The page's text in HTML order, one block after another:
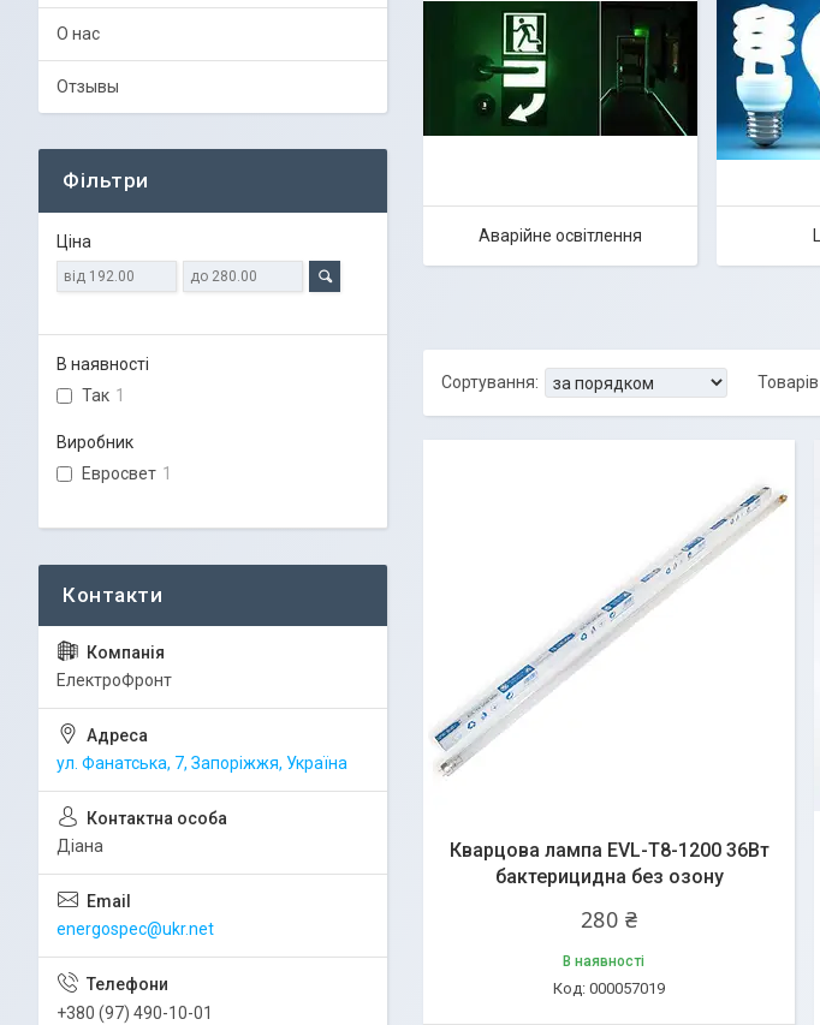
Аварійне освітлення
Кварцова лампа EVL-T8-1200 36Вт
бактерицидна без озону
280 ₴
В наявності
000057019
О нас
Отзывы
Фільтри
Ціна
В наявності
Так 1
Виробник
Евросвет 1
ЕлектроФронт
ул. Фанатська, 7, Запоріжжя, Україна
Діана
energospec@ukr.net
+380 (97) 490-10-01